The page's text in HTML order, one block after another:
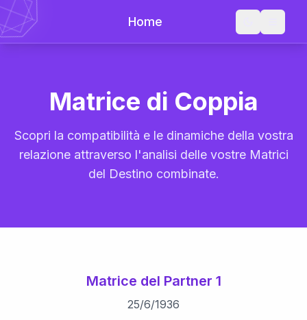
Home
Matrice di Coppia
Scopri la compatibilità e le dinamiche della vostra
relazione attraverso l'analisi delle vostre Matrici
del Destino combinate.
Matrice del Partner 1
25/6/1936